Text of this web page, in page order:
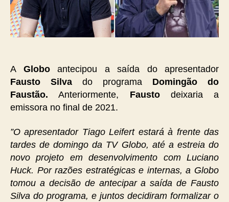
A Globoantecipou a saída do apresentador
Fausto Silva do programa Domingão do
Faustão. Anteriormente, Faustodeixaria a
emissora no final de 2021.
”O apresentador Tiago Leifert estará à frente das
tardes de domingo da TV Globo, até a estreia do
novo projeto em desenvolvimento com Luciano
Huck. Por razões estratégicas e internas, a Globo
tomou a decisão de antecipar a saída de Fausto
Silva do programa, e juntos decidiram formalizar o